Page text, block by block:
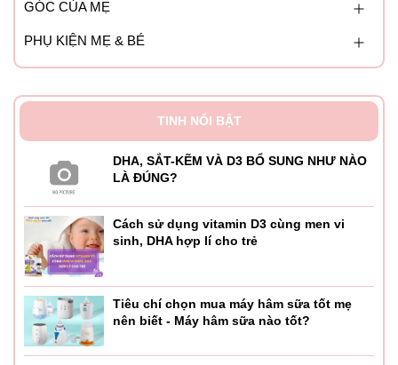
GÓC CỦA MẸ
PHỤ KIỆN MẸ & BÉ
TINH NỔI BẬT
DHA, SẮT-KẼM VÀ D3 BỔ SUNG NHƯ NÀO
LÀ ĐÚNG?
Cách sử dụng vitamin D3 cùng men vi
sinh, DHA hợp lí cho trẻ
Tiêu chí chọn mua máy hâm sữa tốt mẹ
nên biết - Máy hâm sữa nào tốt?